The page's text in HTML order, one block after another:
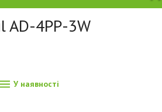
AD-4PP-3W
У наявності